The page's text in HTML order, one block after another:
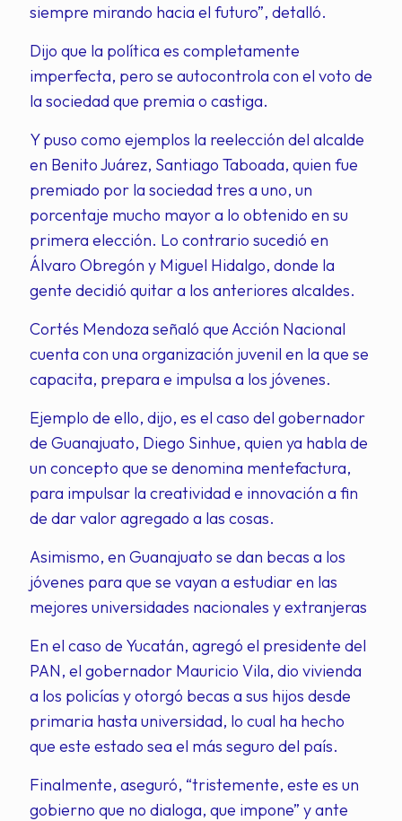
siempre mirando hacia el futuro”, detalló.
Dijo que la política es completamente
imperfecta, pero se autocontrola con el voto de
la sociedad que premia o castiga.
Y puso como ejemplos la reelección del alcalde
en Benito Juárez, Santiago Taboada, quien fue
premiado por la sociedad tres a uno, un
porcentaje mucho mayor a lo obtenido en su
primera elección. Lo contrario sucedió en
Álvaro Obregón y Miguel Hidalgo, donde la
gente decidió quitar a los anteriores alcaldes.
Cortés Mendoza señaló que Acción Nacional
cuenta con una organización juvenil en la que se
capacita, prepara e impulsa a los jóvenes.
Ejemplo de ello, dijo, es el caso del gobernador
de Guanajuato, Diego Sinhue, quien ya habla de
un concepto que se denomina mentefactura,
para impulsar la creatividad e innovación a fin
de dar valor agregado a las cosas.
Asimismo, en Guanajuato se dan becas a los
jóvenes para que se vayan a estudiar en las
mejores universidades nacionales y extranjeras
En el caso de Yucatán, agregó el presidente del
PAN, el gobernador Mauricio Vila, dio vivienda
a los policías y otorgó becas a sus hijos desde
primaria hasta universidad, lo cual ha hecho
que este estado sea el más seguro del país.
Finalmente, aseguró, “tristemente, este es un
gobierno que no dialoga, que impone” y ante